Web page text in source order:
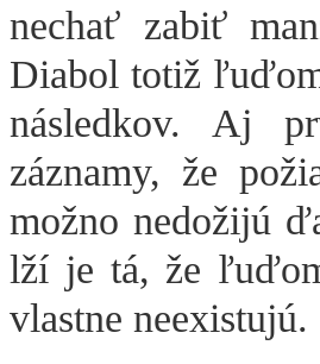
nechať zabiť
Diabol totiž
následkov. Aj
záznamy, že
možno nedožijú
lží je tá, že
vlastne neexistujú.